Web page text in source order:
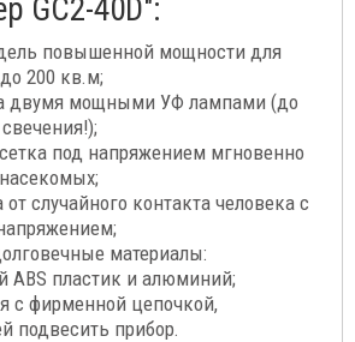
GC2-40D":
повышенной мощности для
200 кв.м;
двумя мощными УФ лампами (до
под напряжением мгновенно
от случайного контакта человека с
материалы:
ABS пластик и алюминий;
с фирменной цепочкой,
подвесить прибор.